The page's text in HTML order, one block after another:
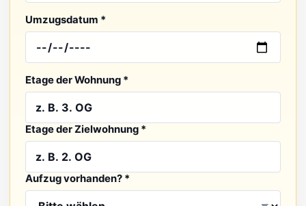
Umzugsdatum *
Etage der Wohnung *
Etage der Zielwohnung *
Aufzug vorhanden? *